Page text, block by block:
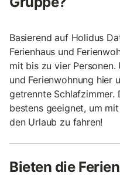
Basierend auf Holidus
Ferienhaus und
mit bis zu vier Personen.
und Ferienwohnung hier
getrennte Schlafzimmer.
bestens geeignet, um
den Urlaub zu fahren!
Bieten die